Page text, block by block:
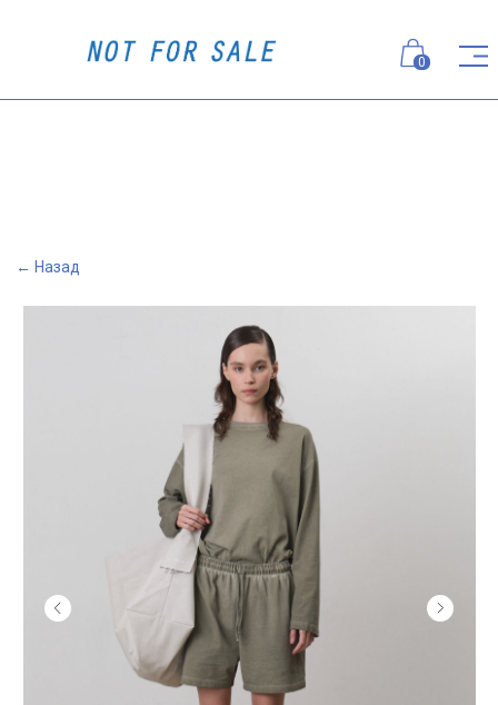
0
← Назад